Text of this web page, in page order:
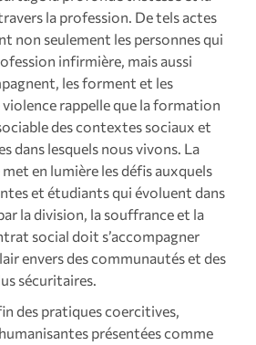
la profession. De tels actes
non seulement les personnes qui
infirmière, mais aussi
les forment et les
rappelle que la formation
des contextes sociaux et
dans lesquels nous vivons. La
en lumière les défis auxquels
et étudiants qui évoluent dans
la division, la souffrance et la
social doit s’accompagner
envers des communautés et des
sécuritaires.
des pratiques coercitives,
présentées comme